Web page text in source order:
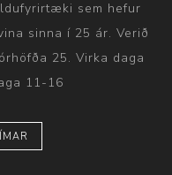
sem hefur
sinna í 25 ár. Verið
25. Virka daga
11-16